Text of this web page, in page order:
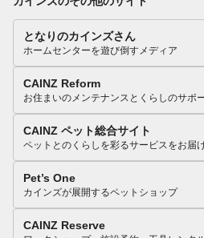
となりのカインズさん
ホームセンターを遊び倒すメディア
CAINZ Reform
お住まいのメンテナンスとくらしのサポ
CAINZ ペット総合サイト
ペットとのくらしを彩るサービスをお届
Pet’s One
カインズが展開するペットショップ
CAINZ Reserve